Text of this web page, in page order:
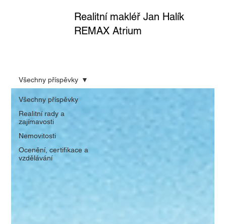
Realitní makléř Jan Halík
REMAX Atrium
Všechny příspěvky
Realitní rady a
zajímavosti
Nemovitosti
Ocenění, certifikace a
vzdělávání
Všechny příspěvky